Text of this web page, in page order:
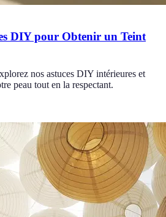
DIY pour Obtenir un Teint
nos astuces DIY intérieures et
peau tout en la respectant.